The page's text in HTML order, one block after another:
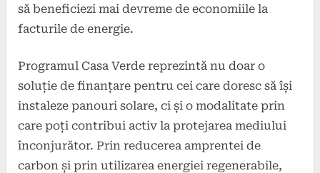
să beneficiezi mai devreme de economiile la
facturile de energie.
Programul Casa Verde reprezintă nu doar o
soluție de finanțare pentru cei care doresc să își
instaleze panouri solare, ci și o modalitate prin
care poți contribui activ la protejarea mediului
înconjurător. Prin reducerea amprentei de
carbon și prin utilizarea energiei regenerabile,